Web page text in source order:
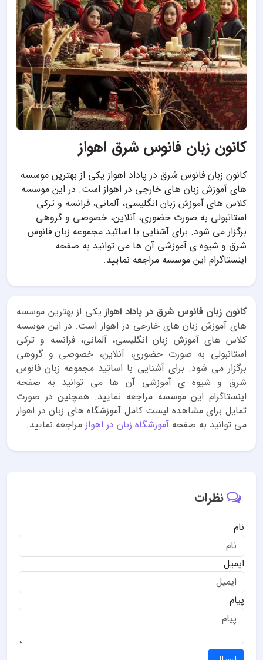
کانون زبان فانوس شرق اهواز
کانون زبان فانوس شرق در پاداد اهواز یکی از بهترین موسسه
های آموزش زبان های خارجی در اهواز است. در این موسسه
کلاس های آموزش زبان انگلیسی، آلمانی، فرانسه و ترکی
استانبولی به صورت حضوری، آنلاین، خصوصی و گروهی
برگزار می شود. برای آشنایی با اساتید مجموعه زبان فانوس
شرق و شیوه ی آموزشی آن ها می توانید به صفحه
اینستاگرام این موسسه مراجعه نمایید.
کانون زبان فانوس شرق در پاداد اهوازیکی از بهترین موسسه
های آموزش زبان های خارجی در اهواز است. در این موسسه
کلاس های آموزش زبان انگلیسی، آلمانی، فرانسه و ترکی
استانبولی به صورت حضوری، آنلاین، خصوصی و گروهی
برگزار می شود. برای آشنایی با اساتید مجموعه زبان فانوس
شرق و شیوه ی آموزشی آن ها می توانید به صفحه
اینستاگرام این موسسه مراجعه نمایید. همچنین در صورت
تمایل برای مشاهده لیست کامل آموزشگاه های زبان در اهواز
می توانید به صفحه آموزشگاه زبان در اهواز مراجعه نمایید.
نظرات
نام
ایمیل
پیام